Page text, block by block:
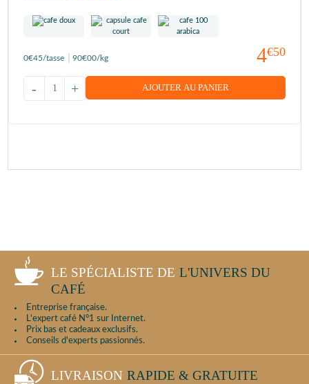
4€50
0€45/tasse 90€00/kg
+
- AJOUTER AU PANIER
LE SPÉCIALISTE DE L'UNIVERS DU
CAFÉ
Entreprise française.
L'expert café N°1 sur Internet.
Prix bas et cadeaux exclusifs.
Conseils d'experts passionnés.
LIVRAISON RAPIDE & GRATUITE